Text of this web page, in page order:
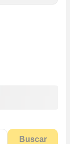
Buscar